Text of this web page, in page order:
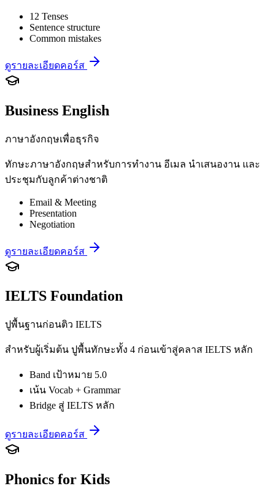
12 Tenses
Sentence structure
Common mistakes
ดูรายละเอียดคอร์ส
Business English
ภาษาอังกฤษเพื่อธุรกิจ
ทักษะภาษาอังกฤษสำหรับการทำงาน อีเมล นำเสนองาน และ
ประชุมกับลูกค้าต่างชาติ
Email & Meeting
Presentation
Negotiation
ดูรายละเอียดคอร์ส
IELTS Foundation
ปูพื้นฐานก่อนติว IELTS
สำหรับผู้เริ่มต้น ปูพื้นทักษะทั้ง 4 ก่อนเข้าสู่คลาส IELTS หลัก
Band เป้าหมาย 5.0
เน้น Vocab + Grammar
Bridge สู่ IELTS หลัก
ดูรายละเอียดคอร์ส
Phonics for Kids